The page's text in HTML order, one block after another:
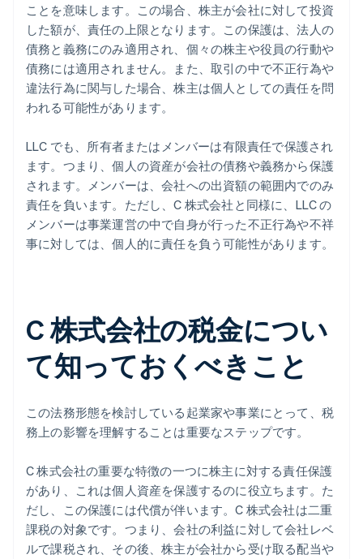
ことを意味します。この場合、株主が会社に対して投資
した額が、責任の上限となります。この保護は、法人の
債務と義務にのみ適用され、個々の株主や役員の行動や
債務には適用されません。また、取引の中で不正行為や
違法行為に関与した場合、株主は個人としての責任を問
われる可能性があります。
LLC でも、所有者またはメンバーは有限責任で保護され
ます。つまり、個人の資産が会社の債務や義務から保護
されます。メンバーは、会社への出資額の範囲内でのみ
責任を負います。ただし、C 株式会社と同様に、LLC の
メンバーは事業運営の中で自身が行った不正行為や不祥
事に対しては、個人的に責任を負う可能性があります。
C 株式会社の税金につい
て知っておくべきこと
この法務形態を検討している起業家や事業にとって、税
務上の影響を理解することは重要なステップです。
C 株式会社の重要な特徴の一つに株主に対する責任保護
があり、これは個人資産を保護するのに役立ちます。た
だし、この保護には代償が伴います。C 株式会社は二重
課税の対象です。つまり、会社の利益に対して会社レベ
ルで課税され、その後、株主が会社から受け取る配当や